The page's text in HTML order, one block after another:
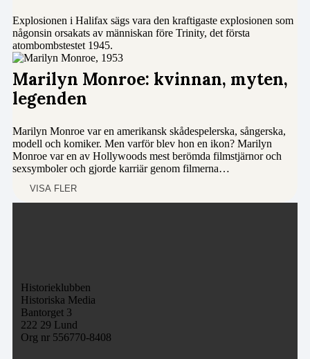
Explosionen i Halifax sägs vara den kraftigaste explosionen som
någonsin orsakats av människan före Trinity, det första
atombombstestet 1945.
Marilyn Monroe: kvinnan, myten,
legenden
Marilyn Monroe var en amerikansk skådespelerska, sångerska,
modell och komiker. Men varför blev hon en ikon? Marilyn
Monroe var en av Hollywoods mest berömda filmstjärnor och
sexsymboler och gjorde karriär genom filmerna…
VISA FLER
Historieklubben
Historiska Media
Bantorget 3
222 29 Lund
Org nr 556770-8408